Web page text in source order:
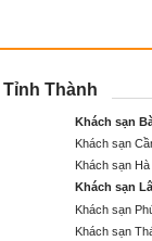
Thành
Khách sạn
Khách sạn
Khách sạn
Khách sạn
Khách sạn
Khách sạn